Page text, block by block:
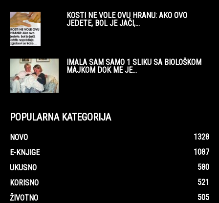
KOSTI NE VOLE OVU HRANU: AKO OVO
JEDETE, BOL JE JAČI,...
IMALA SAM SAMO 1 SLIKU SA BIOLOŠKOM
MAJKOM DOK ME JE...
POPULARNA KATEGORIJA
NOVO
1328
E-KNJIGE
1087
UKUSNO
580
KORISNO
521
ŽIVOTNO
505